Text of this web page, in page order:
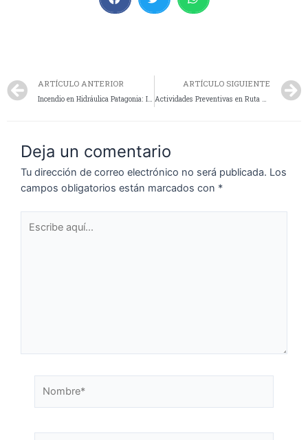
ARTÍCULO ANTERIOR
Incendio en Hidráulica Patagonia: Invesitan las causas
ARTÍCULO SIGUIENTE
Actividades Preventivas en Ruta Provincial N 12: Colaboración Exitosa del Cuerpo de Prevención Barrial
Deja un comentario
Tu dirección de correo electrónico no será publicada. Los
campos obligatorios están marcados con *